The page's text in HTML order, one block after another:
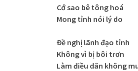
Cớ sao bê tông hoá
Mong tỉnh nói lý do
Đề nghị lãnh đạo tỉnh
Không vì bị bôi trơn
Làm điều dân không